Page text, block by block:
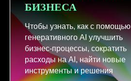
БИЗНЕСА
Чтобы узнать, как с помощью
генеративного AI улучшить
бизнес-процессы, сократить
расходы на AI, найти новые
инструменты и решения